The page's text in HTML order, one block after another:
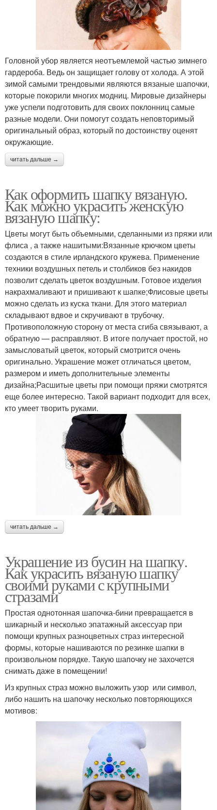
Головной убор является неотъемлемой частью зимнего
гардероба. Ведь он защищает голову от холода. А этой
зимой самыми трендовыми являются вязаные шапочки,
которые покорили многих модниц. Мировые дизайнеры
уже успели подготовить для своих поклонниц самые
разные модели. Они помогут создать неповторимый
оригинальный образ, который по достоинству оценят
окружающие.
читать дальше →
Как оформить шапку вязаную.
Как можно украсить женскую
вязаную шапку:
Цветы могут быть объемными, сделанными из пряжи или
флиса , а также нашитыми:Вязанные крючком цветы
создаются в стиле ирландского кружева. Применение
техники воздушных петель и столбиков без накидов
позволит сделать цветок воздушным. Готовое изделия
накрахмаливают и пришивают к шапке;Флисовые цветы
можно сделать из куска ткани. Для этого материал
складывают вдвое и скручивают в трубочку.
Противоположную сторону от места сгиба связывают, а
обратную — расправляют. В итоге получает простой, но
замысловатый цветок, который смотрится очень
оригинально. Украшение может отличаться цветом,
размером и иметь дополнительные элементы
дизайна;Расшитые цветы при помощи пряжи смотрятся
еще более интересно. Такой вариант подходит для всех,
кто умеет творить руками.
читать дальше →
Украшение из бусин на шапку.
Как украсить вязаную шапку
своими руками с крупными
стразами
Простая однотонная шапочка-бини превращается в
шикарный и несколько эпатажный аксессуар при
помощи крупных разноцветных страз интересной
формы, которые нашиваются по резинке шапки в
произвольном порядке. Такую шапочку не захочется
снимать даже в помещении!
Из крупных страз можно выложить узор или символ,
либо нашить на шапочку несколько повторяющихся
мотивов: